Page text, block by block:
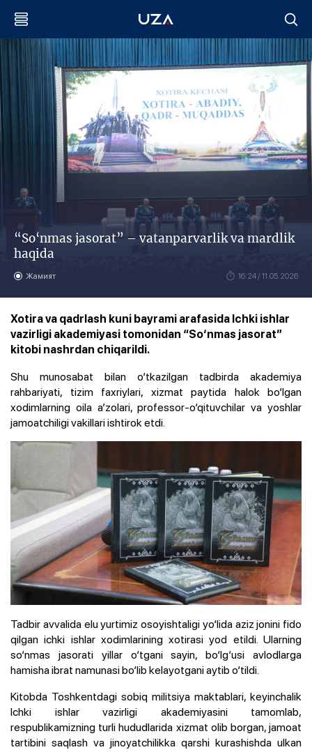
“So‘nmas jasorat” – vatanparvarlik va mardlik
haqida
Жамият 16:24 / 11.05.2026
Xotira va qadrlash kuni bayrami arafasida Ichki ishlar
vazirligi akademiyasi tomonidan “So‘nmas jasorat”
kitobi nashrdan chiqarildi.
Shu munosabat bilan o‘tkazilgan tadbirda akademiya
rahbariyati, tizim faxriylari, xizmat paytida halok bo‘lgan
xodimlarning oila a’zolari, professor-o‘qituvchilar va yoshlar
jamoatchiligi vakillari ishtirok etdi.
Tadbir avvalida elu yurtimiz osoyishtaligi yo‘lida aziz jonini fido
qilgan ichki ishlar xodimlarining xotirasi yod etildi. Ularning
so‘nmas jasorati yillar o‘tgani sayin, bo‘lg‘usi avlodlarga
hamisha ibrat namunasi bo‘lib kelayotgani aytib o‘tildi.
Kitobda Toshkentdagi sobiq militsiya maktablari, keyinchalik
Ichki ishlar vazirligi akademiyasini tamomlab,
respublikamizning turli hududlarida xizmat olib borgan, jamoat
tartibini saqlash va jinoyatchilikka qarshi kurashishda ulkan